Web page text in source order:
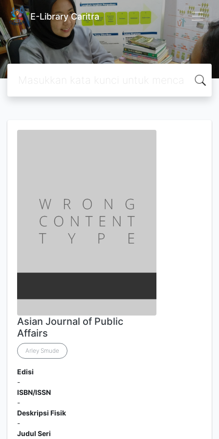
E-Library Caritra
Asian Journal of Public
Affairs
Arley Smude
Edisi
-
ISBN/ISSN
-
Deskripsi Fisik
-
Judul Seri